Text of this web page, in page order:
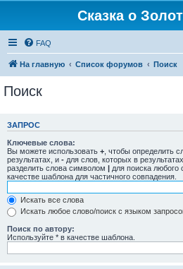
Сказка о
FAQ
На главную Список форумов Поиск
Поиск
ЗАПРОС
Ключевые слова:
Вы можете использовать + , чтобы определить
результатах, и - для слов, которых в
разделить слова символом | для поиска любого
качестве шаблона для частичного совпадения.
Искать все слова
Искать любое слово/поиск с языком
Поиск по автору:
Используйте * в качестве шаблона.